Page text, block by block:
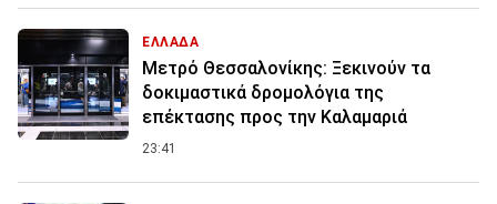
ΕΛΛΑΔΑ
Μετρό Θεσσαλονίκης: Ξεκινούν τα
δοκιμαστικά δρομολόγια της
επέκτασης προς την Καλαμαριά
23:41